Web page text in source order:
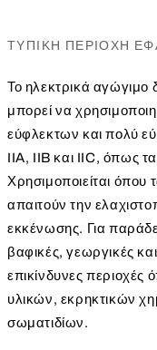
ΤΥΠΙΚΉ ΠΕΡΙΟΧΉ
Το ηλεκτρικά αγώγιμο
μπορεί να
εύφλεκτων και πολύ
IIA, IIB και IIC, όπως
Χρησιμοποιείται
απαιτούν την
εκκένωσης. Για
βαφικές, γεωργικές
επικίνδυνες περιοχές
υλικών, εκρηκτικών
σωματιδίων.